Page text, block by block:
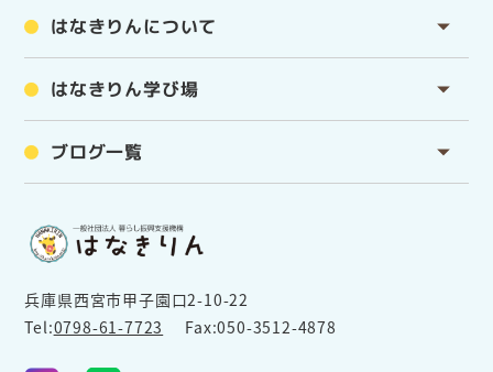
はなきりんについて
はなきりん学び場
ブログ一覧
兵庫県西宮市甲子園口2-10-22
Tel:0798-61-7723 Fax:050-3512-4878